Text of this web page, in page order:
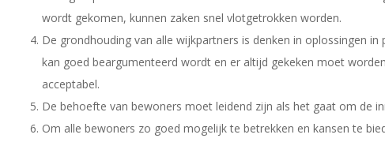
wordt gekomen, kunnen zaken snel vlotgetrokken worden.
De grondhouding van alle wijkpartners is denken in oplossingen
kan goed beargumenteerd wordt en er altijd gekeken moet
acceptabel.
De behoefte van bewoners moet leidend zijn als het gaat om de
Om alle bewoners zo goed mogelijk te betrekken en kansen te